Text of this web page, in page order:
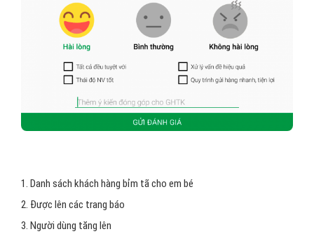
1. Danh sách khách hàng bỉm tã cho em bé
2. Được lên các trang báo
3. Người dùng tăng lên